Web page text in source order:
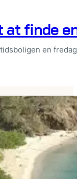
at finde
en